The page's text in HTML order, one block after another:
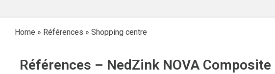
Home » Références » Shopping centre
Références – NedZink NOVA Composite